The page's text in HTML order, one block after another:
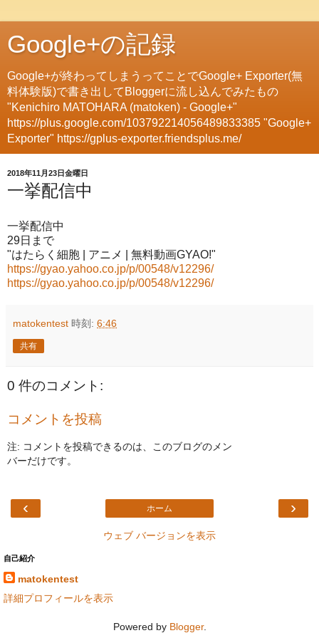
Google+の記録
Google+が終わってしまうってことでGoogle+ Exporter(無
料体験版)で書き出してBloggerに流し込んでみたもの
"Kenichiro MATOHARA (matoken) - Google+"
https://plus.google.com/103792214056489833385 "Google+
Exporter" https://gplus-exporter.friendsplus.me/
2018年11月23日金曜日
一挙配信中
一挙配信中
29日まで
"はたらく細胞 | アニメ | 無料動画GYAO!"
https://gyao.yahoo.co.jp/p/00548/v12296/
https://gyao.yahoo.co.jp/p/00548/v12296/
matokentest 時刻: 6:46
共有
0 件のコメント:
コメントを投稿
注: コメントを投稿できるのは、このブログのメン
バーだけです。
‹ ›
ホーム
ウェブ バージョンを表示
自己紹介
matokentest
詳細プロフィールを表示
Powered by Blogger.